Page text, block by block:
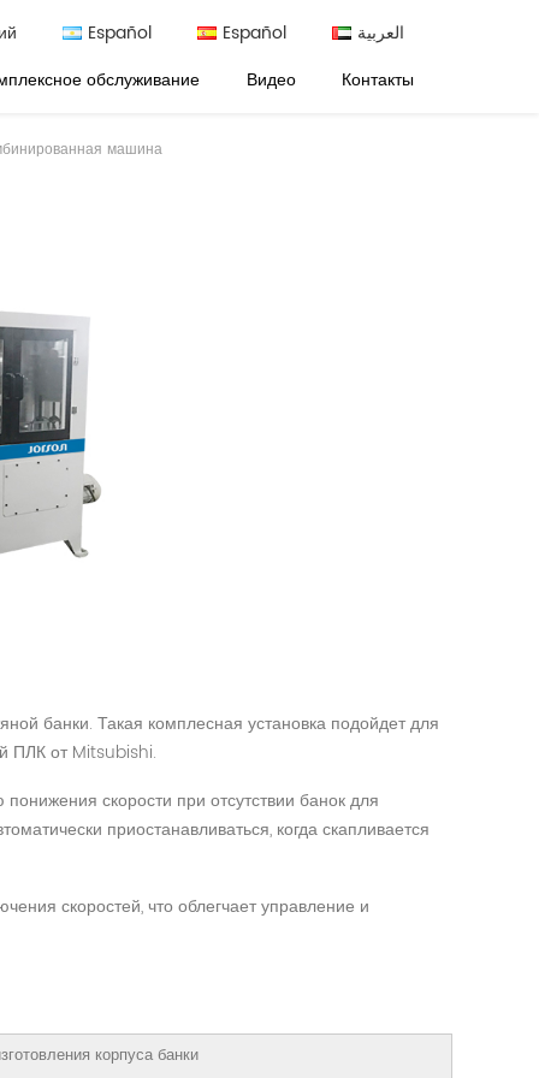
Español Español العربية
обслуживание Видео Контакты
машина
банки. Такая комплесная установка подойдет для
ПЛК от Mitsubishi.
скорости при отсутствии банок для
приостанавливаться, когда скапливается
скоростей, что облегчает управление и
корпуса банки